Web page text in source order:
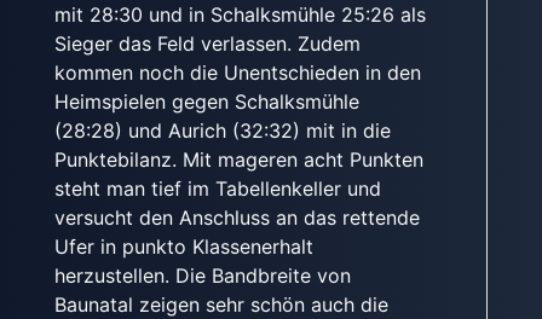
mit 28:30 und in Schalksmühle 25:26 als
Sieger das Feld verlassen. Zudem
kommen noch die Unentschieden in den
Heimspielen gegen Schalksmühle
(28:28) und Aurich (32:32) mit in die
Punktebilanz. Mit mageren acht Punkten
steht man tief im Tabellenkeller und
versucht den Anschluss an das rettende
Ufer in punkto Klassenerhalt
herzustellen. Die Bandbreite von
Baunatal zeigen sehr schön auch die